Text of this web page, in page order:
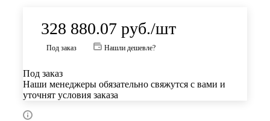
328 880.07 руб./шт
Под заказ Нашли дешевле?
Под заказ
Наши менеджеры обязательно свяжутся с вами и
уточнят условия заказа